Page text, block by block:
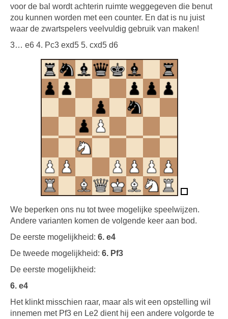
voor de bal wordt achterin ruimte weggegeven die benut
zou kunnen worden met een counter. En dat is nu juist
waar de zwartspelers veelvuldig gebruik van maken!
3… e6 4. Pc3 exd5 5. cxd5 d6
We beperken ons nu tot twee mogelijke speelwijzen.
Andere varianten komen de volgende keer aan bod.
De eerste mogelijkheid: 6. e4
De tweede mogelijkheid: 6. Pf3
De eerste mogelijkheid:
6. e4
Het klinkt misschien raar, maar als wit een opstelling wil
innemen met Pf3 en Le2 dient hij een andere volgorde te